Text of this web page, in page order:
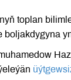
toplan